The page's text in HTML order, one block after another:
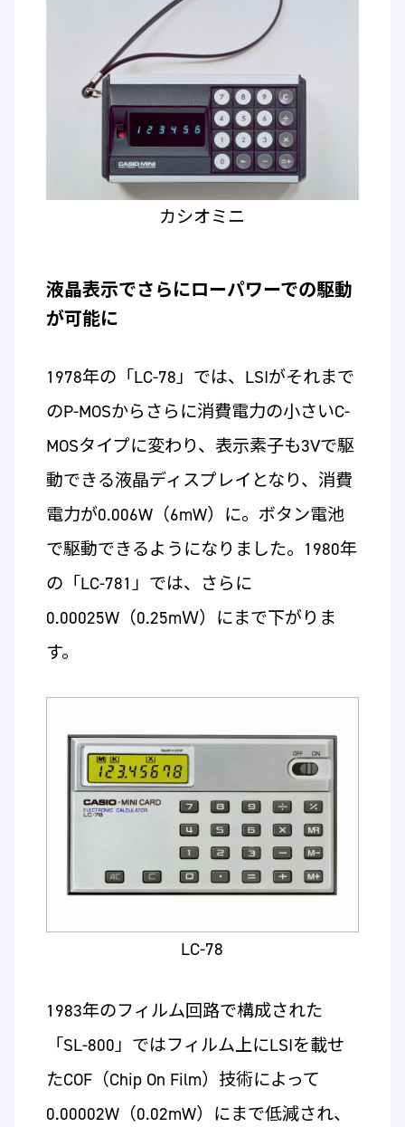
カシオミニ
液晶表示でさらにローパワーでの駆動
が可能に
1978年の「LC-78」では、LSIがそれまで
のP-MOSからさらに消費電力の小さいC-
MOSタイプに変わり、表示素子も3Vで駆
動できる液晶ディスプレイとなり、消費
電力が0.006W（6mW）に。ボタン電池
で駆動できるようになりました。1980年
の「LC-781」では、さらに
0.00025W（0.25mＷ）にまで下がりま
す。
LC-78
1983年のフィルム回路で構成された
「SL-800」ではフィルム上にLSIを載せ
たCOF（Chip On Film）技術によって
0.00002W（0.02mW）にまで低減され、